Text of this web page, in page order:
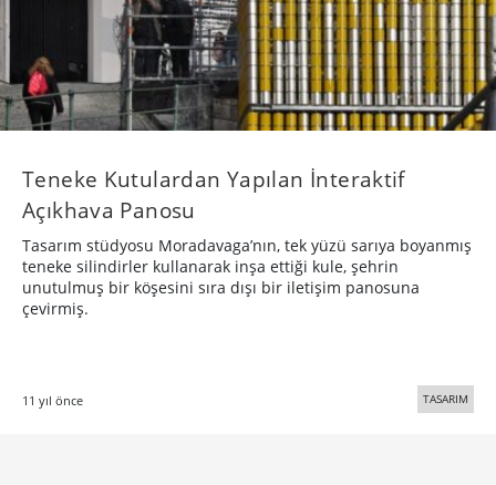
​Teneke Kutulardan Yapılan İnteraktif
Açıkhava Panosu
Tasarım stüdyosu Moradavaga’nın, tek yüzü sarıya boyanmış
teneke silindirler kullanarak inşa ettiği kule, şehrin
unutulmuş bir köşesini sıra dışı bir iletişim panosuna
çevirmiş.
11 yıl önce TASARIM